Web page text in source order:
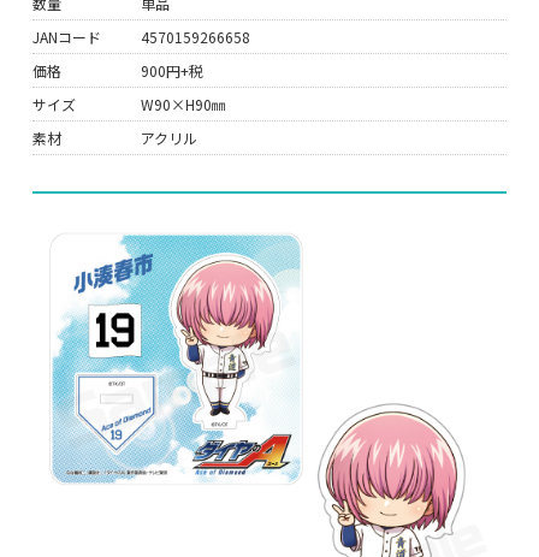
JANコード
4570159266658
価格
900円+税
サイズ
W90×H90㎜
素材
アクリル